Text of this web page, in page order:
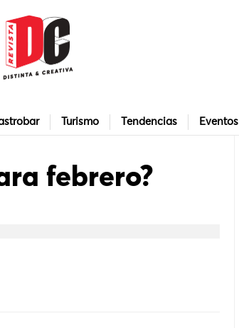
Turismo Tendencias Eventos
febrero?